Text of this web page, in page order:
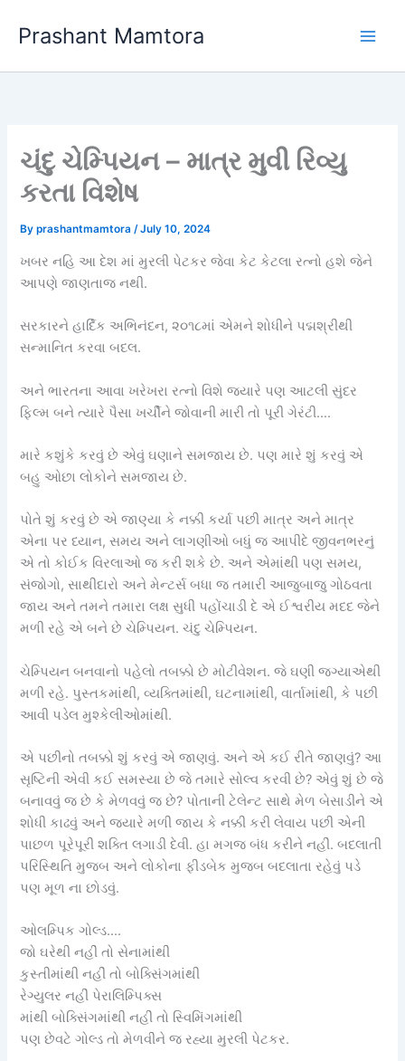
Prashant Mamtora
ચંદુ ચેમ્પિયન – માત્ર મુવી રિવ્યુ
કરતા વિશેષ
Byprashantmamtora/July 10, 2024
ખબર નહિ આ દેશ માં મુરલી પેટકર જેવા કેટ કેટલા રત્નો હશે જેને
આપણે જાણતાજ નથી.
સરકારને હાર્દિક અભિનંદન, ૨૦૧૮માં એમને શોધીને પદ્મશ્રીથી
સન્માનિત કરવા બદલ.
અને ભારતના આવા ખરેખરા રત્નો વિશે જ્યારે પણ આટલી સુંદર
ફિલ્મ બને ત્યારે પૈસા ખર્ચીને જોવાની મારી તો પૂરી ગેરંટી….
મારે કશુંકે કરવું છે એવું ઘણાને સમજાય છે. પણ મારે શું કરવું એ
બહુ ઓછા લોકોને સમજાય છે.
પોતે શું કરવું છે એ જાણ્યા કે નક્કી કર્યા પછી માત્ર અને માત્ર
એના પર ધ્યાન, સમય અને લાગણીઓ બધું જ આપીદે જીવનભરનું
એ તો કોઈક વિરલાઓ જ કરી શકે છે. અને એમાંથી પણ સમય,
સંજોગો, સાથીદારો અને મેન્ટર્સ બધા જ તમારી આજુબાજુ ગોઠવતા
જાય અને તમને તમારા લક્ષ સુધી પહોંચાડી દે એ ઈશ્વરીય મદદ જેને
મળી રહે એ બને છે ચેમ્પિયન. ચંદુ ચેમ્પિયન.
ચેમ્પિયન બનવાનો પહેલો તબક્કો છે મોટીવેશન. જે ઘણી જગ્યાએથી
મળી રહે. પુસ્તકમાંથી, વ્યક્તિમાંથી, ઘટનામાંથી, વાર્તામાંથી, કે પછી
આવી પડેલ મુશ્કેલીઓમાંથી.
એ પછીનો તબક્કો શું કરવું એ જાણવું. અને એ કઈ રીતે જાણવું? આ
સૃષ્ટિની એવી કઈ સમસ્યા છે જે તમારે સોલ્વ કરવી છે? એવું શું છે જે
બનાવવું જ છે કે મેળવવું જ છે? પોતાની ટેલેન્ટ સાથે મેળ બેસાડીને એ
શોધી કાઢવું અને જયારે મળી જાય કે નક્કી કરી લેવાય પછી એની
પાછળ પૂરેપૂરી શક્તિ લગાડી દેવી. હા મગજ બંધ કરીને નહીં. બદલાતી
પરિસ્થિતિ મુજબ અને લોકોના ફીડબેક મુજબ બદલાતા રહેવું પડે
પણ મૂળ ના છોડવું.
ઓલમ્પિક ગોલ્ડ….
જો ઘરેથી નહીં તો સેનામાંથી
કુસ્તીમાંથી નહીં તો બોક્સિંગમાંથી
રેગ્યુલર નહીં પેરાલિમ્પિક્સ
માંથી બોક્સિંગમાંથી નહીં તો સ્વિમિંગમાંથી
પણ છેવટે ગોલ્ડ તો મેળવીને જ રહ્યા મુરલી પેટકર.